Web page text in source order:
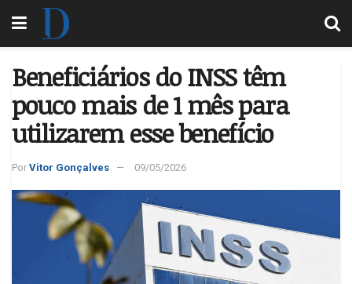
Beneficiários do INSS têm
pouco mais de 1 mês para
utilizarem esse benefício
Por Vitor Gonçalves 09/05/2026